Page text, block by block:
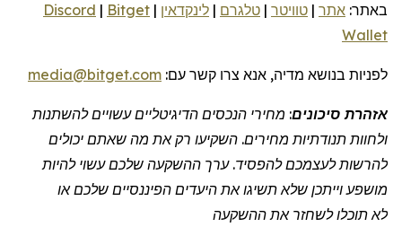
באתר: אתר | טוויטר | טלגרם | לינקדאין |
Discord | Bitget
Wallet
לפניות בנושא מדיה, אנא צרו קשר עם: media@bitget.com
אזהרת סיכונים: מחירי הנכסים הדיגיטליים עשויים להשתנות
ולחוות תנודתיות מחירים. השקיעו רק את מה שאתם יכולים
להרשות לעצמכם להפסיד. ערך ההשקעה שלכם עשוי להיות
מושפע וייתכן שלא תשיגו את היעדים הפיננסיים שלכם או
לא תוכלו לשחזר את ההשקעה